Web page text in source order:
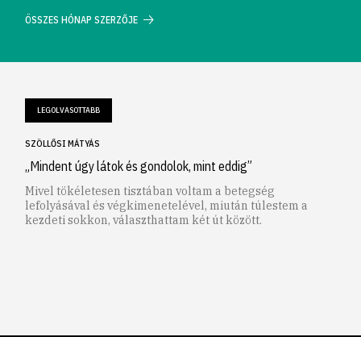
ÖSSZES HÓNAP SZERZŐJE
LEGOLVASOTTABB
SZÖLLŐSI MÁTYÁS
„Mindent úgy látok és gondolok, mint eddig”
Mivel tökéletesen tisztában voltam a betegség
lefolyásával és végkimenetelével, miután túlestem a
kezdeti sokkon, választhattam két út között.